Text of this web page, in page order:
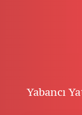
Yabancı